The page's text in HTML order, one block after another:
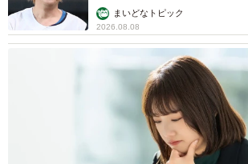
まいどなトピック
2026.08.08